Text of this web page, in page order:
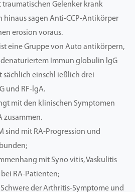
Gelenker krank
hinaus sagen Anti-CCP-Antikörper
erosion voraus.
eine Gruppe von Auto antikörpern,
denaturiertem Immun globulin lgG
einschl ießlich drei
und RF-lgA.
mit den klinischen Symptomen
zusammen.
sind mit RA-Progression und
mit Syno vitis, Vaskulitis
RA-Patienten;
der Arthritis-Symptome und